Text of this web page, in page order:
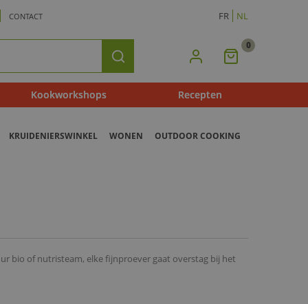
CONTACT FR NL
Zoeken Mijn
0
Kookworkshops Recepten
KRUIDENIERSWINKEL WONEN OUTDOOR COOKING
bio of nutristeam, elke fijnproever gaat overstag bij het